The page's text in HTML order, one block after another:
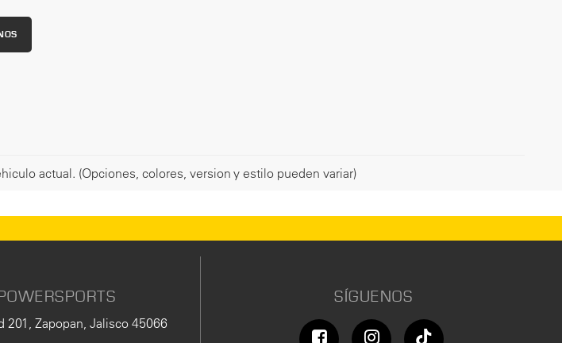
actual. (Opciones, colores, version y estilo pueden variar)
201, Zapopan, Jalisco 45066
SÍGUENOS